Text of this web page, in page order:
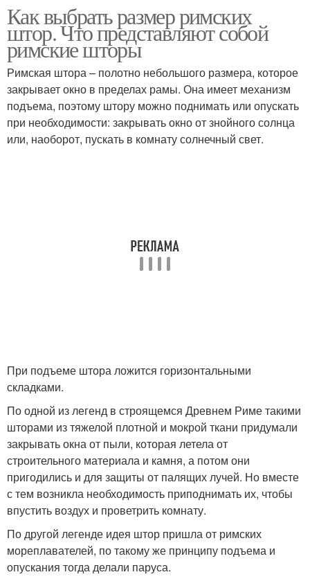
Как выбрать размер римских
штор. Что представляют собой
римские шторы
Римская штора – полотно небольшого размера, которое
закрывает окно в пределах рамы. Она имеет механизм
подъема, поэтому штору можно поднимать или опускать
при необходимости: закрывать окно от знойного солнца
или, наоборот, пускать в комнату солнечный свет.
При подъеме штора ложится горизонтальными
складками.
По одной из легенд в строящемся Древнем Риме такими
шторами из тяжелой плотной и мокрой ткани придумали
закрывать окна от пыли, которая летела от
строительного материала и камня, а потом они
пригодились и для защиты от палящих лучей. Но вместе
с тем возникла необходимость приподнимать их, чтобы
впустить воздух и проветрить комнату.
По другой легенде идея штор пришла от римских
мореплавателей, по такому же принципу подъема и
опускания тогда делали паруса.